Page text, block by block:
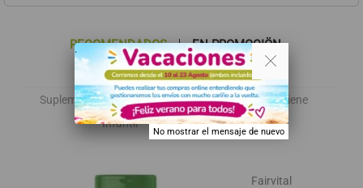
RECOMENDADOS
EN PROMOCIÖN
MAS VISTOS
Suplementos Alimentación
Cosmética e higiene
Infantil
Hogar y bienestar
Fairvital
. .
No mostrar el mensaje de nuevo